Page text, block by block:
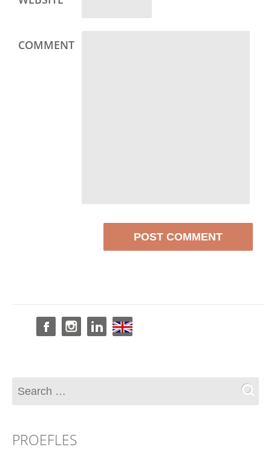
COMMENT
PROEFLES